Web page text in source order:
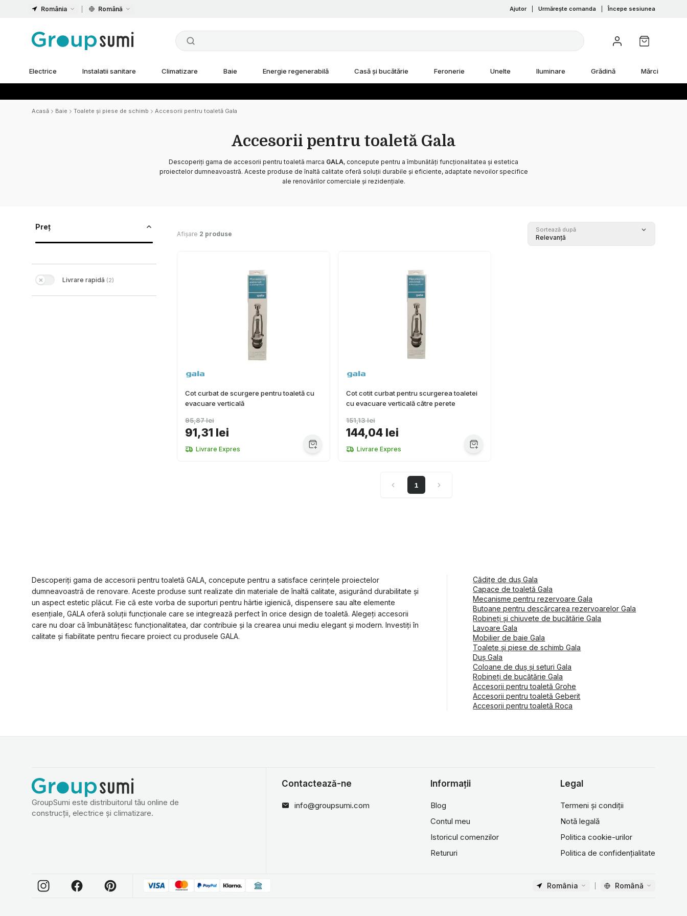
România Română Ajutor Urmărește comanda Începe sesiunea
Electrice Instalatii sanitare Climatizare Baie Energie regenerabilă Casă și bucătărie Feronerie Unelte Iluminare Grădină Mărci
Acasă Baie Toalete și piese de schimb Accesorii pentru toaletă Gala
Accesorii pentru toaletă Gala
Descoperiți gama de accesorii pentru toaletă marca GALA, concepute pentru a îmbunătăți funcționalitatea și estetica
proiectelor dumneavoastră. Aceste produse de înaltă calitate oferă soluții durabile și eficiente, adaptate nevoilor specifice
ale renovărilor comerciale și rezidențiale.
Preț
Livrare rapidă (2)
Afișare 2 produse
Sortează după
Relevanță
Cot curbat de scurgere pentru toaletă cu
evacuare verticală
91,31 lei
95,87 lei
Livrare Expres
Cot cotit curbat pentru scurgerea toaletei
cu evacuare verticală către perete
144,04 lei
151,13 lei
Livrare Expres
1
Descoperiți gama de accesorii pentru toaletă GALA, concepute pentru a satisface cerințele proiectelor
dumneavoastră de renovare. Aceste produse sunt realizate din materiale de înaltă calitate, asigurând durabilitate și
un aspect estetic plăcut. Fie că este vorba de suporturi pentru hârtie igienică, dispensere sau alte elemente
esențiale, GALA oferă soluții funcționale care se integrează perfect în orice design de toaletă. Alegeți accesorii
care nu doar că îmbunătățesc funcționalitatea, dar contribuie și la crearea unui mediu elegant și modern. Investiți în
calitate și fiabilitate pentru fiecare proiect cu produsele GALA.
Cădițe de duș Gala
Capace de toaletă Gala
Mecanisme pentru rezervoare Gala
Butoane pentru descărcarea rezervoarelor Gala
Robineți și chiuvete de bucătărie Gala
Lavoare Gala
Mobilier de baie Gala
Toalete și piese de schimb Gala
Duş Gala
Coloane de duș și seturi Gala
Robineți de bucătărie Gala
Accesorii pentru toaletă Grohe
Accesorii pentru toaletă Geberit
Accesorii pentru toaletă Roca
GroupSumi este distribuitorul tău online de
construcții, electrice și climatizare.
Contactează-ne
info@groupsumi.com
Informații
Blog
Contul meu
Istoricul comenzilor
Retururi
Legal
Termeni și condiții
Notă legală
Politica cookie-urilor
Politica de confidențialitate
România Română